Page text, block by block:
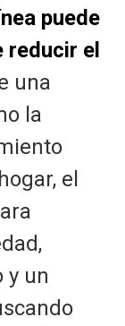
puede
reducir el
una
la
el
y un